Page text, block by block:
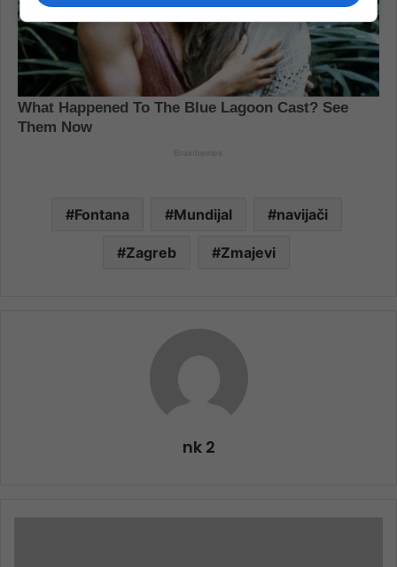
Fontana Mundijal navijači
Zagreb Zmajevi
nk 2